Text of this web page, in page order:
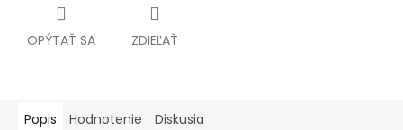
OPÝTAŤ SA ZDIEĽAŤ
Popis Hodnotenie Diskusia